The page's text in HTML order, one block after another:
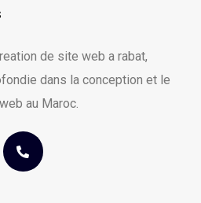
de site web a rabat,
dans la conception et le
au Maroc.